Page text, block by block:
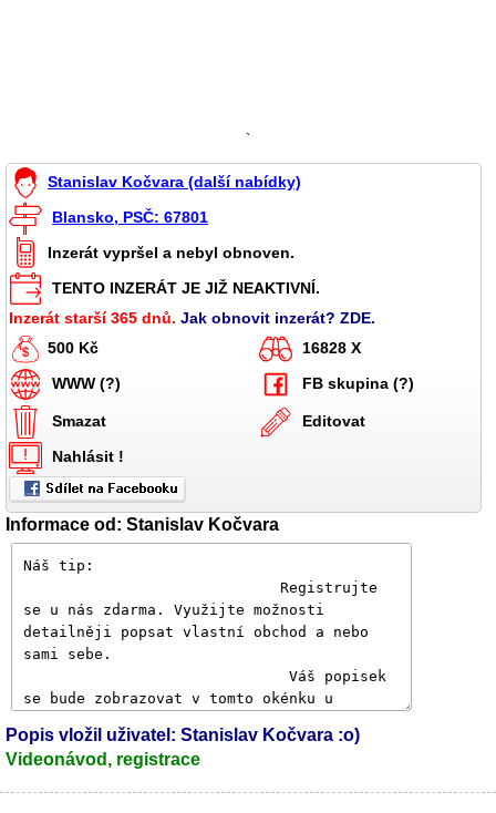
`
Stanislav Kočvara (další nabídky)
Blansko, PSČ: 67801
Inzerát vypršel a nebyl obnoven.
TENTO INZERÁT JE JIŽ NEAKTIVNÍ.
Inzerát starší 365 dnů. Jak obnovit inzerát? ZDE.
500 Kč
16828 X
WWW (?)
FB skupina (?)
Smazat
Editovat
Nahlásit !
Informace od: Stanislav Kočvara
Popis vložil uživatel: Stanislav Kočvara :o)
Videonávod, registrace